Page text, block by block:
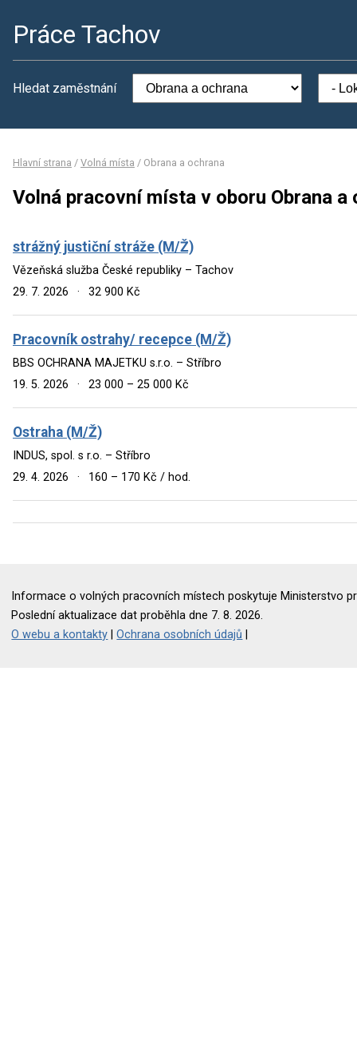
Práce Tachov
Hledat zaměstnání
Hlavní strana / Volná místa / Obrana a ochrana
Volná pracovní místa v oboru Obrana a
strážný justiční stráže (M/Ž)
Vězeňská služba České republiky – Tachov
29. 7. 2026
· 32 900 Kč
Pracovník ostrahy/ recepce (M/Ž)
BBS OCHRANA MAJETKU s.r.o. – Stříbro
19. 5. 2026
· 23 000 – 25 000 Kč
Ostraha (M/Ž)
INDUS, spol. s r.o. – Stříbro
29. 4. 2026
· 160 – 170 Kč / hod.
Informace o volných pracovních místech poskytuje Ministerstvo
Poslední aktualizace dat proběhla dne 7. 8. 2026.
O webu a kontakty |Ochrana osobních údajů